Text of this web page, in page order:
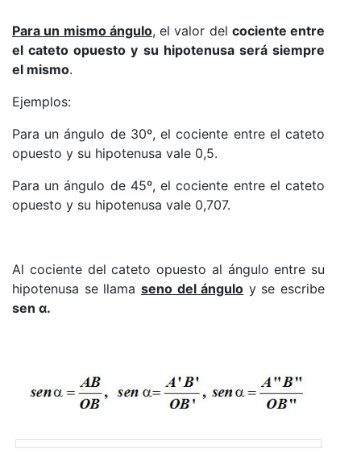
Para un mismo ángulo, el valor del cociente entre
elcatetoopuesto y su hipotenusa será siempre
el mismo.
Ejemplos:
Para un ángulo de 30º, el cociente entre el cateto
opuesto y su hipotenusa vale 0,5.
Para un ángulo de 45º, el cociente entre el cateto
opuesto y su hipotenusa vale 0,707.
Al cociente del cateto opuesto al ángulo entre su
hipotenusa se llama seno del ángulo y se escribe
sen α.